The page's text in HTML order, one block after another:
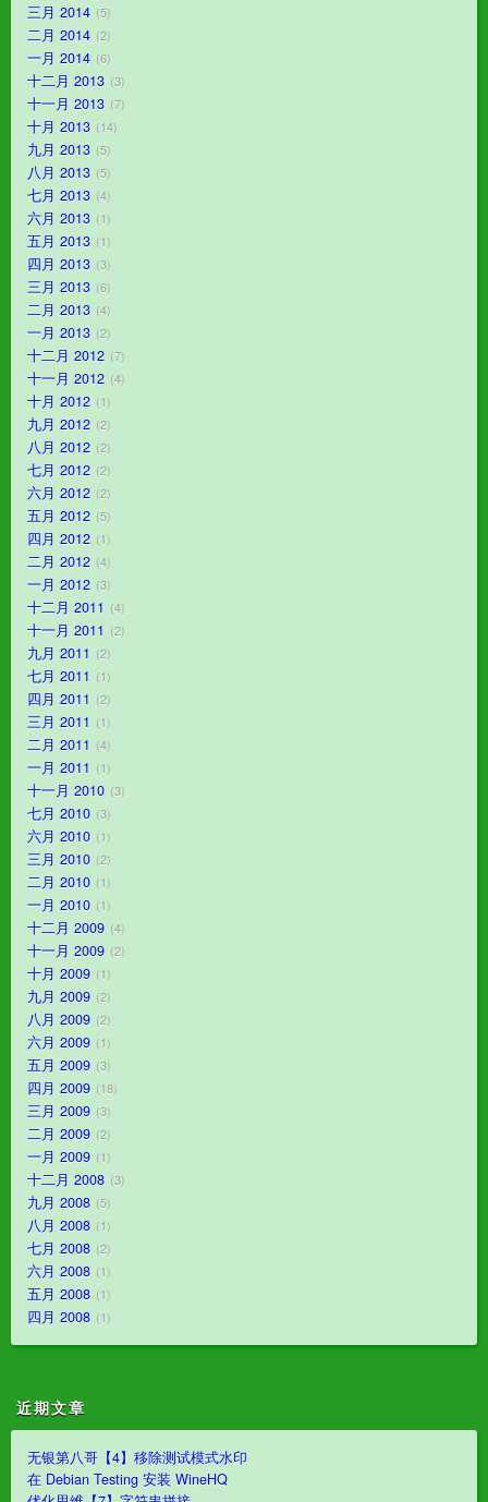
三月 2014 5
二月 2014 2
一月 2014 6
十二月 2013 3
十一月 2013 7
十月 2013 14
九月 2013 5
八月 2013 5
七月 2013 4
六月 2013 1
五月 2013 1
四月 2013 3
三月 2013 6
二月 2013 4
一月 2013 2
十二月 2012 7
十一月 2012 4
十月 2012 1
九月 2012 2
八月 2012 2
七月 2012 2
六月 2012 2
五月 2012 5
四月 2012 1
二月 2012 4
一月 2012 3
十二月 2011 4
十一月 2011 2
九月 2011 2
七月 2011 1
四月 2011 2
三月 2011 1
二月 2011 4
一月 2011 1
十一月 2010 3
七月 2010 3
六月 2010 1
三月 2010 2
二月 2010 1
一月 2010 1
十二月 2009 4
十一月 2009 2
十月 2009 1
九月 2009 2
八月 2009 2
六月 2009 1
五月 2009 3
四月 2009 18
三月 2009 3
二月 2009 2
一月 2009 1
十二月 2008 3
九月 2008 5
八月 2008 1
七月 2008 2
六月 2008 1
五月 2008 1
四月 2008 1
近期文章
无银第八哥【4】移除测试模式水印
在 Debian Testing 安装 WineHQ